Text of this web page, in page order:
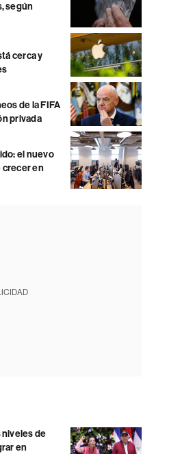
según
cerca y
de la FIFA
privada
el nuevo
crecer en
de
en